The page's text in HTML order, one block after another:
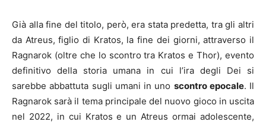
Già alla fine del titolo, però, era stata predetta, tra gli altri
da Atreus, figlio di Kratos, la fine dei giorni, attraverso il
Ragnarok (oltre che lo scontro tra Kratos e Thor), evento
definitivo della storia umana in cui l’ira degli Dei si
sarebbe abbattuta sugli umani in uno scontro epocale. Il
Ragnarok sarà il tema principale del nuovo gioco in uscita
nel 2022, in cui Kratos e un Atreus ormai adolescente,